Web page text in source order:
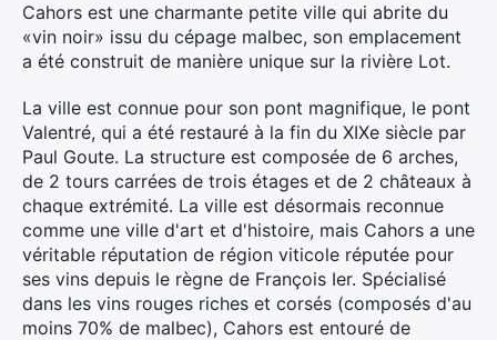
Cahors est une charmante petite ville qui abrite du
«vin noir» issu du cépage malbec, son emplacement
a été construit de manière unique sur la rivière Lot.
La ville est connue pour son pont magnifique, le pont
Valentré, qui a été restauré à la fin du XIXe siècle par
Paul Goute. La structure est composée de 6 arches,
de 2 tours carrées de trois étages et de 2 châteaux à
chaque extrémité. La ville est désormais reconnue
comme une ville d'art et d'histoire, mais Cahors a une
véritable réputation de région viticole réputée pour
ses vins depuis le règne de François Ier. Spécialisé
dans les vins rouges riches et corsés (composés d'au
moins 70% de malbec), Cahors est entouré de